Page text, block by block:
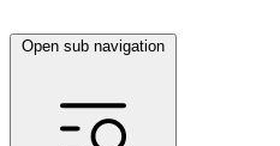
Open sub navigation